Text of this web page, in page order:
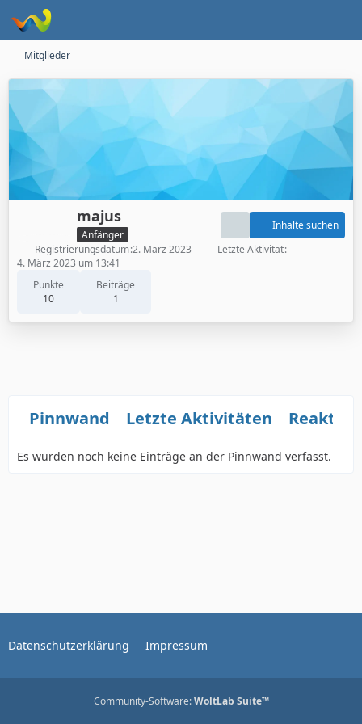
Mitglieder
majus
Anfänger
Punkte
10
Beiträge
1
Inhalte suchen
Registrierungsdatum 2. März 2023
Letzte Aktivität
4. März 2023 um 13:41
Pinnwand Letzte Aktivitäten
Es wurden noch keine Einträge an der Pinnwand verfasst.
Datenschutzerklärung Impressum
Community-Software:WoltLab Suite™